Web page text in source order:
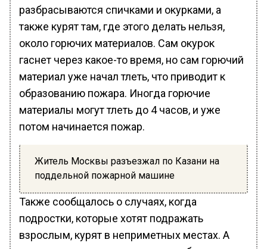
разбрасываются спичками и окурками, а
также курят там, где этого делать нельзя,
около горючих материалов. Сам окурок
гаснет через какое-то время, но сам горючий
материал уже начал тлеть, что приводит к
образованию пожара. Иногда горючие
материалы могут тлеть до 4 часов, и уже
потом начинается пожар.
Житель Москвы разъезжал по Казани на
поддельной пожарной машине
Также сообщалось о случаях, когда
подростки, которые хотят подражать
взрослым, курят в неприметных местах. А